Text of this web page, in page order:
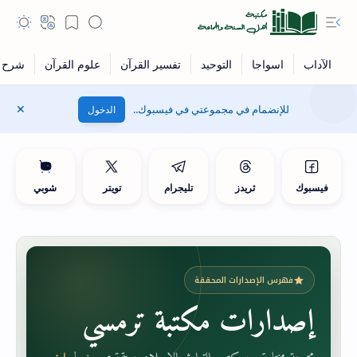
للإنضمام في مجموعتي في فيسبوك.. الدخول
فيسبوك ثريدز تليجرام تويتر شوبي
فهرس الإصدارات المحققة
إصدارات مكتبة ترمسي